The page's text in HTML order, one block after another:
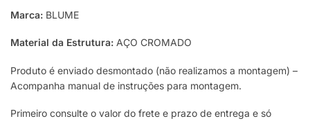
Marca: BLUME
Material da Estrutura: AÇO CROMADO
Produto é enviado desmontado (não realizamos a montagem) –
Acompanha manual de instruções para montagem.
Primeiro consulte o valor do frete e prazo de entrega e só